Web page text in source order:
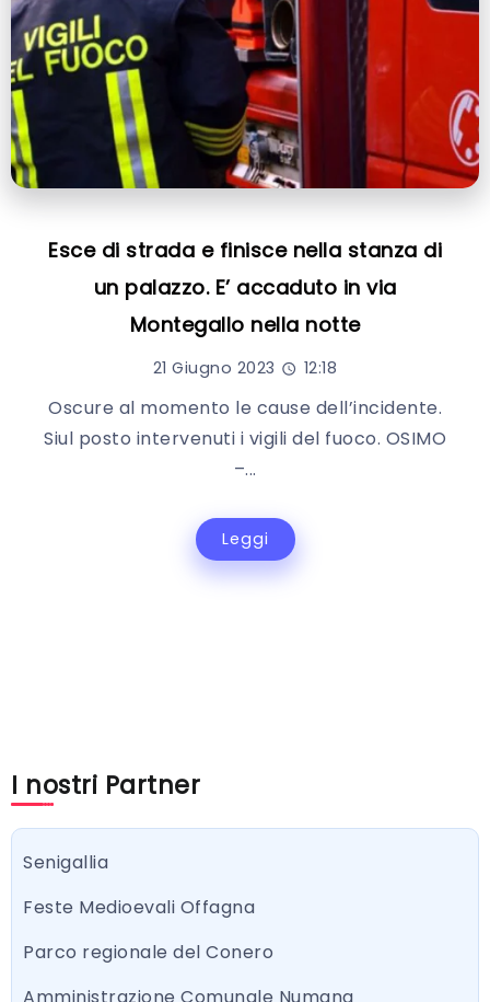
Esce di strada e finisce nella stanza di
un palazzo. E’ accaduto in via
Montegallo nella notte
21 Giugno 2023 12:18
Oscure al momento le cause dell’incidente.
Siul posto intervenuti i vigili del fuoco. OSIMO
–...
Leggi
I nostri Partner
Senigallia
Feste Medioevali Offagna
Parco regionale del Conero